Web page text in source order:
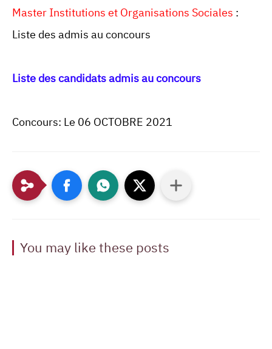
Master Institutions et Organisations Sociales :
Liste des admis au concours
Liste des candidats admis au concours
Concours: Le 06 OCTOBRE 2021
You may like these posts